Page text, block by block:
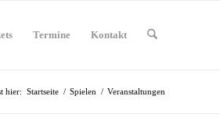
Termine Kontakt
hier: Startseite / Spielen / Veranstaltungen